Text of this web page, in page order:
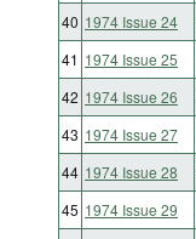
40 1974 Issue 24
41 1974 Issue 25
42 1974 Issue 26
43 1974 Issue 27
44 1974 Issue 28
45 1974 Issue 29